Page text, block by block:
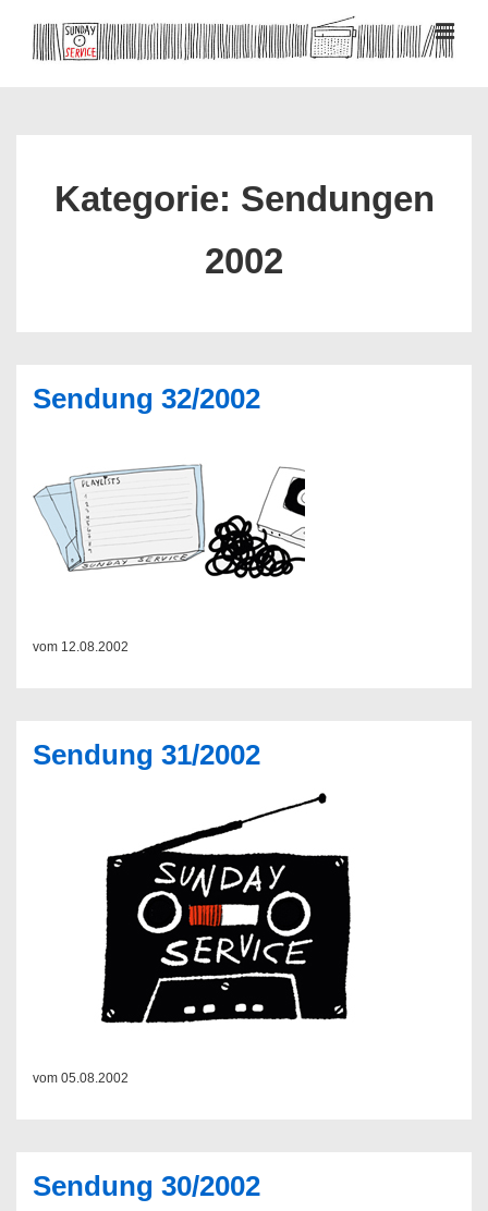
Kategorie: Sendungen
2002
Sendung 32/2002
vom 12.08.2002
Sendung 31/2002
vom 05.08.2002
Sendung 30/2002